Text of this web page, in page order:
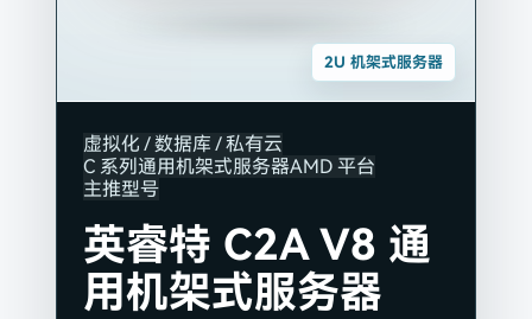
2U 机架式服务器
虚拟化 / 数据库 / 私有云
C 系列通用机架式服务器AMD 平台
主推型号
英睿特 C2A V8 通
用机架式服务器